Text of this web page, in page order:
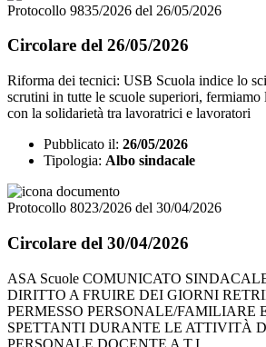
Protocollo 9835/2026 del 26/05/2026
Circolare del 26/05/2026
Riforma dei tecnici: USB Scuola indice lo
scrutini in tutte le scuole superiori, fermiamo
con la solidarietà tra lavoratrici e lavoratori
Pubblicato il: 26/05/2026
Tipologia: Albo sindacale
Protocollo 8023/2026 del 30/04/2026
Circolare del 30/04/2026
ASA Scuole COMUNICATO
DIRITTO A FRUIRE DEI GIORNI
PERMESSO PERSONALE/FAMILIARE
SPETTANTI DURANTE LE ATTIVITÀ
PERSONALE DOCENTE A T.I.